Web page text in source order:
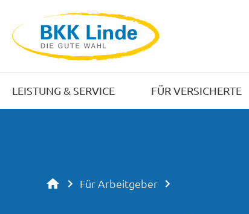
LEISTUNG & SERVICE FÜR VERSICHERTE
Für Arbeitgeber